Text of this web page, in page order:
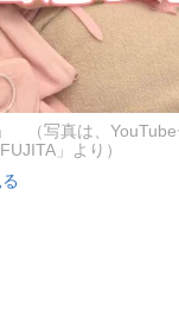
（写真は、YouTube
」より）